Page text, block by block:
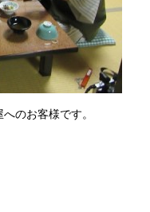
のお客様です。